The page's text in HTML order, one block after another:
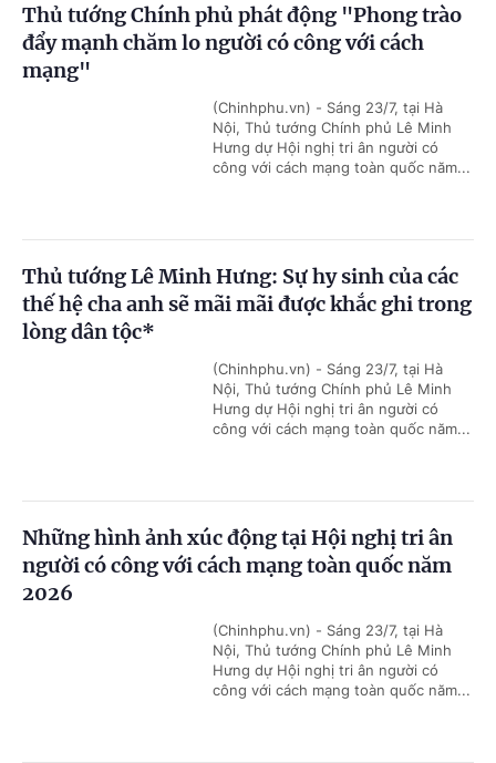
Thủ tướng Chính phủ phát động "Phong trào
đẩy mạnh chăm lo người có công với cách
mạng"
(Chinhphu.vn) - Sáng 23/7, tại Hà
Nội, Thủ tướng Chính phủ Lê Minh
Hưng dự Hội nghị tri ân người có
công với cách mạng toàn quốc năm...
Thủ tướng Lê Minh Hưng: Sự hy sinh của các
thế hệ cha anh sẽ mãi mãi được khắc ghi trong
lòng dân tộc*
(Chinhphu.vn) - Sáng 23/7, tại Hà
Nội, Thủ tướng Chính phủ Lê Minh
Hưng dự Hội nghị tri ân người có
công với cách mạng toàn quốc năm...
Những hình ảnh xúc động tại Hội nghị tri ân
người có công với cách mạng toàn quốc năm
2026
(Chinhphu.vn) - Sáng 23/7, tại Hà
Nội, Thủ tướng Chính phủ Lê Minh
Hưng dự Hội nghị tri ân người có
công với cách mạng toàn quốc năm...